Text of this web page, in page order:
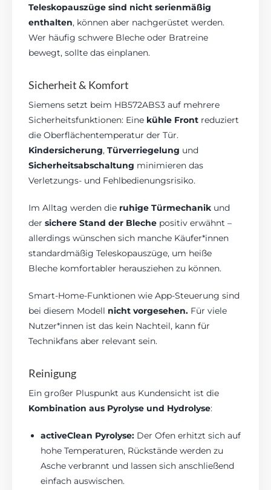
Teleskopauszüge sind nicht serienmäßig
enthalten, können aber nachgerüstet werden.
Wer häufig schwere Bleche oder Bratreine
bewegt, sollte das einplanen.
Sicherheit & Komfort
Siemens setzt beim HB572ABS3 auf mehrere
Sicherheitsfunktionen: Eine kühle Front reduziert
die Oberflächentemperatur der Tür.
Kindersicherung,Türverriegelung und
Sicherheitsabschaltung minimieren das
Verletzungs- und Fehlbedienungsrisiko.
Im Alltag werden die ruhige Türmechanik und
dersichere Stand der Bleche positiv erwähnt –
allerdings wünschen sich manche Käufer*innen
standardmäßig Teleskopauszüge, um heiße
Bleche komfortabler herausziehen zu können.
Smart-Home-Funktionen wie App-Steuerung sind
bei diesem Modell nicht vorgesehen. Für viele
Nutzer*innen ist das kein Nachteil, kann für
Technikfans aber relevant sein.
Reinigung
Ein großer Pluspunkt aus Kundensicht ist die
Kombination aus Pyrolyse und Hydrolyse:
activeClean Pyrolyse: Der Ofen erhitzt sich auf
hohe Temperaturen, Rückstände werden zu
Asche verbrannt und lassen sich anschließend
einfach auswischen.